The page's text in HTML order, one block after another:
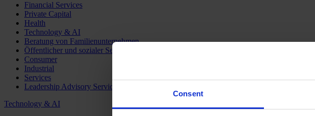
Consent
Financial Services
Private Capital
Health
Technology & AI
Beratung von Familienunternehmen
Öffentlicher und sozialer Sektor
Consumer
Industrial
Services
Leadership Advisory Services
Technology & AI